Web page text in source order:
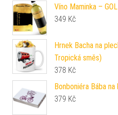
Víno Maminka –
349 Kč
Hrnek Bacha na
Tropická směs)
378 Kč
Bonboniéra Bába na
379 Kč